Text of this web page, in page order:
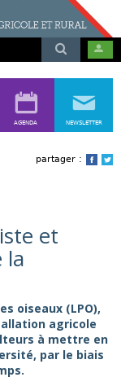
AGENDA NEWSLETTER
partager :
et
la
oiseaux (LPO),
agricole
à mettre en
par le biais